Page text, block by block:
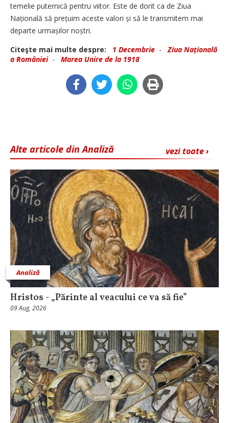
temelie puternică pentru viitor. Este de dorit ca de Ziua
Națională să prețuim aceste valori și să le transmitem mai
departe urma­șilor noștri.
Citeşte mai multe despre:
1 Decembrie -Ziua Națională
a României- Marea Unire de la 1918
vezi toate ›
Alte articole din Analiză
Analiză
Hristos - „Părinte al veacului ce va să fie”
09 Aug, 2026